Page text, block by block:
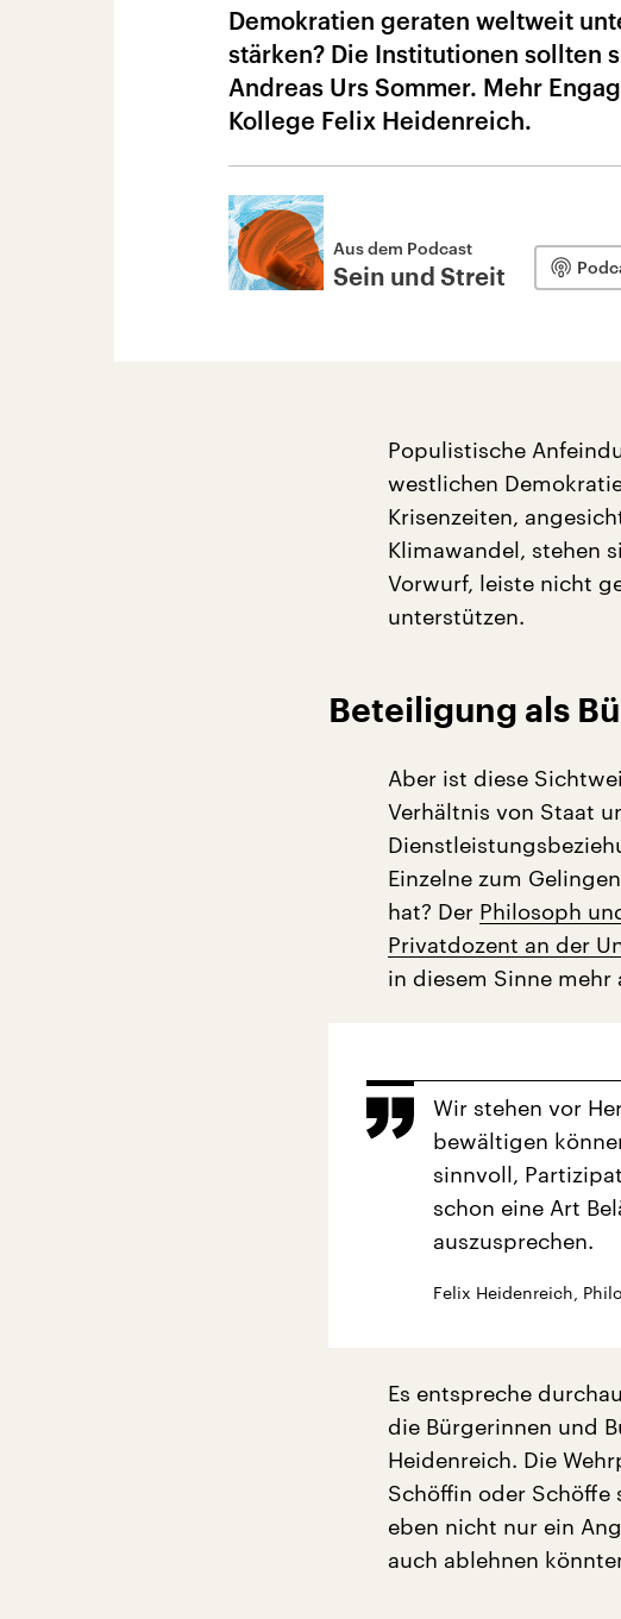
Demokratien geraten weltweit
stärken? Die Institutionen sollten
Andreas Urs Sommer. Mehr
Kollege Felix Heidenreich.
Aus dem Podcast
Sein und Streit
Populistische
westlichen
Krisenzeiten,
Klimawandel, stehen
Vorwurf, leiste nicht
unterstützen.
Beteiligung als
Aber ist diese
Verhältnis von Staat
Einzelne zum
hat? Der Philosoph
Privatdozent an der
in diesem Sinne
Wir stehen vor
bewältigen
sinnvoll,
schon eine Art
auszusprechen.
Felix Heidenreich,
Es entspreche
die Bürgerinnen und
Heidenreich. Die
Schöffin oder Schöffe
eben nicht nur ein
auch ablehnen